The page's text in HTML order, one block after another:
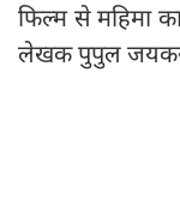
फिल्म से महिमा
लेखक पुपुल जयकर